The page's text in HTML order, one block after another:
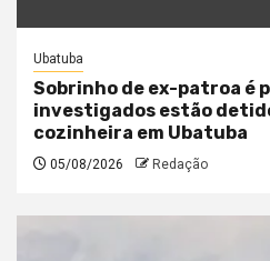
Ubatuba
Sobrinho de ex-patroa é
investigados estão
cozinheira em Ubatuba
05/08/2026 Redação